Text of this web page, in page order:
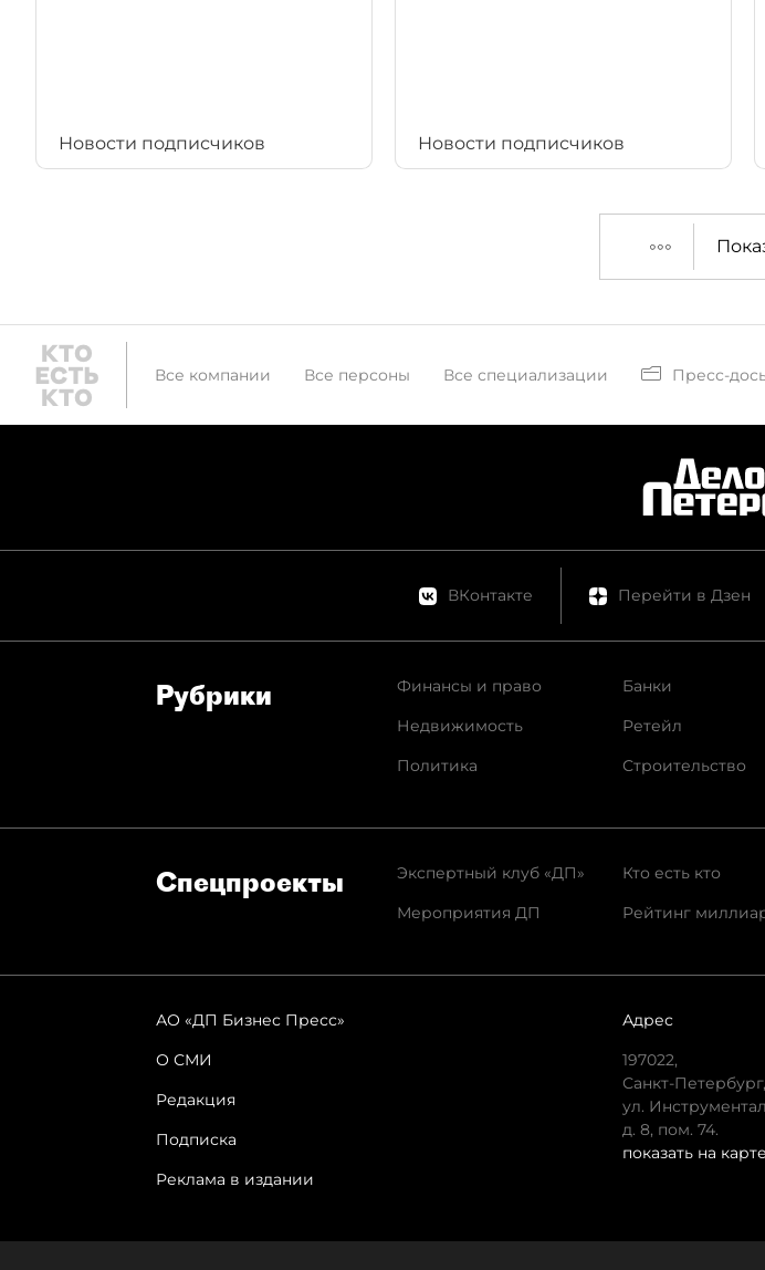
Новости подписчиков Новости подписчиков
Все компании Все персоны Все специализации Пресс-
ВКонтакте Перейти в Дзен
Рубрики
Финансы и право
Недвижимость
Политика
Банки
Ретейл
Строительство
Спец­проекты
Экспертный клуб «ДП»
Мероприятия ДП
Кто есть кто
Рейтинг
АО «ДП Бизнес Пресс»
О СМИ
Редакция
Подписка
Реклама в издании
Адрес
197022,
Санкт-Петербург,
ул.
д. 8, пом. 74.
показать на карте